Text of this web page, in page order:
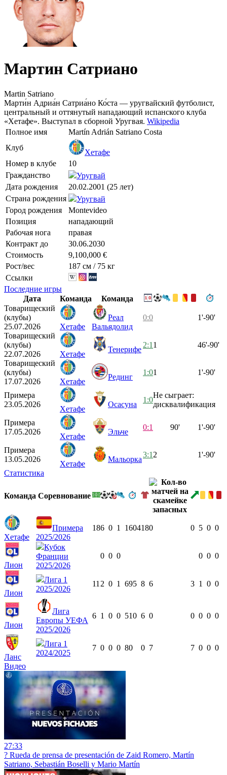
Мартин Сатриано
Martin Satriano
Марти́н Адриа́н Сатриа́но Ко́ста — уругвайский футболист,
центральный и оттянутый нападающий испанского клуба
«Хетафе». Выступал в сборной Уругвая. Wikipedia
Полное имя
Martín Adrián Satriano Costa
Клуб
Хетафе
Номер в клубе
10
Гражданство
Уругвай
Дата рождения
20.02.2001 (25 лет)
Страна рождения
Уругвай
Город рождения
Montevideo
Позиция
нападающий
Рабочая нога
правая
Контракт до
30.06.2030
Стоимость
9,100,000 €
Рост/вес
187 см / 75 кг
Ссылки
Последние игры
Дата
Команда
Команда
Товарищеский
(клубы)
25.07.2026
Хетафе
Реал
Вальядолид
0:0 1'-90'
Товарищеский
(клубы)
22.07.2026
Хетафе
Тенерифе
2:1 1 46'-90'
Товарищеский
(клубы)
17.07.2026
Хетафе
Рединг
1:01 1'-90'
Примера
23.05.2026
Хетафе
Осасуна
1:0
Не сыграет:
дисквалификация
Примера
17.05.2026
Хетафе
Эльче
0:1 90' 1'-90'
Примера
13.05.2026
Хетафе
Мальорка
3:1 2 1'-90'
Статистика
Команда Соревнование
Хетафе
Примера
2025/2026
186 0 1 1604180 0 5 0 0
Лион
Кубок
Франции
2025/2026
0 0 0 0 0 0
Лион
Лига 1
2025/2026
11 2 0 1 695 8 6 3 1 0 0
Лион
Лига
Европы УЕФА
2025/2026
6 1 0 0 510 6 0 0 0 0 0
Ланс
Лига 1
2024/2025
7 0 0 0 80 0 7 7 0 0 0
Видео
27:33
?️ Rueda de prensa de presentación de Zaid Romero, Martín
Satriano, Sebastián Boselli y Mario Martín